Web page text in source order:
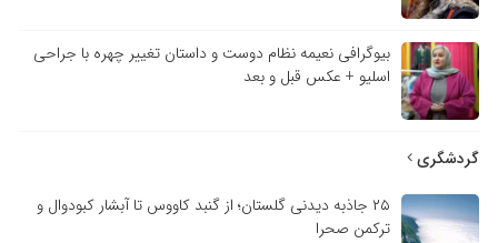
بیوگرافی نعیمه نظام دوست و داستان تغییر چهره با جراحی
اسلیو + عکس قبل و بعد
گردشگری
۲۵ جاذبه دیدنی گلستان؛ از گنبد کاووس تا آبشار کبودوال و
ترکمن صحرا